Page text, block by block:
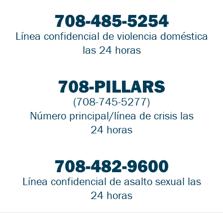
708-485-5254
Línea confidencial de violencia doméstica
las 24 horas
708-PILLARS
(708-745-5277)
Número principal/línea de crisis las
24 horas
708-482-9600
Línea confidencial de asalto sexual las
24 horas